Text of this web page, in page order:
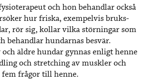
och hon behandlar också
hur friska, exempelvis bruks-
rör sig, kollar vilka störningar som
behandlar hundarnas besvär.
äldre hundar gynnas enligt henne
och stretching av muskler och
fem frågor till henne.